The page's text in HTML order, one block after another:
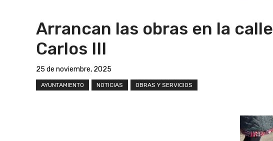
Arrancan las obras en la calle
Carlos III
25 de noviembre, 2025
AYUNTAMIENTO NOTICIAS OBRAS Y SERVICIOS